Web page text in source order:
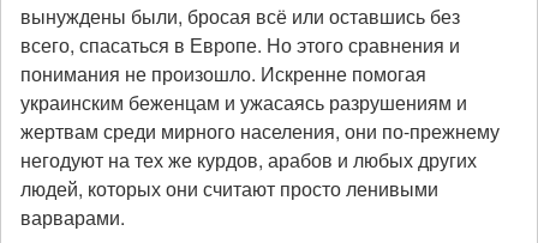
вынуждены были, бросая всё или оставшись без
всего, спасаться в Европе. Но этого сравнения и
понимания не произошло. Искренне помогая
украинским беженцам и ужасаясь разрушениям и
жертвам среди мирного населения, они по-прежнему
негодуют на тех же курдов, арабов и любых других
людей, которых они считают просто ленивыми
варварами.